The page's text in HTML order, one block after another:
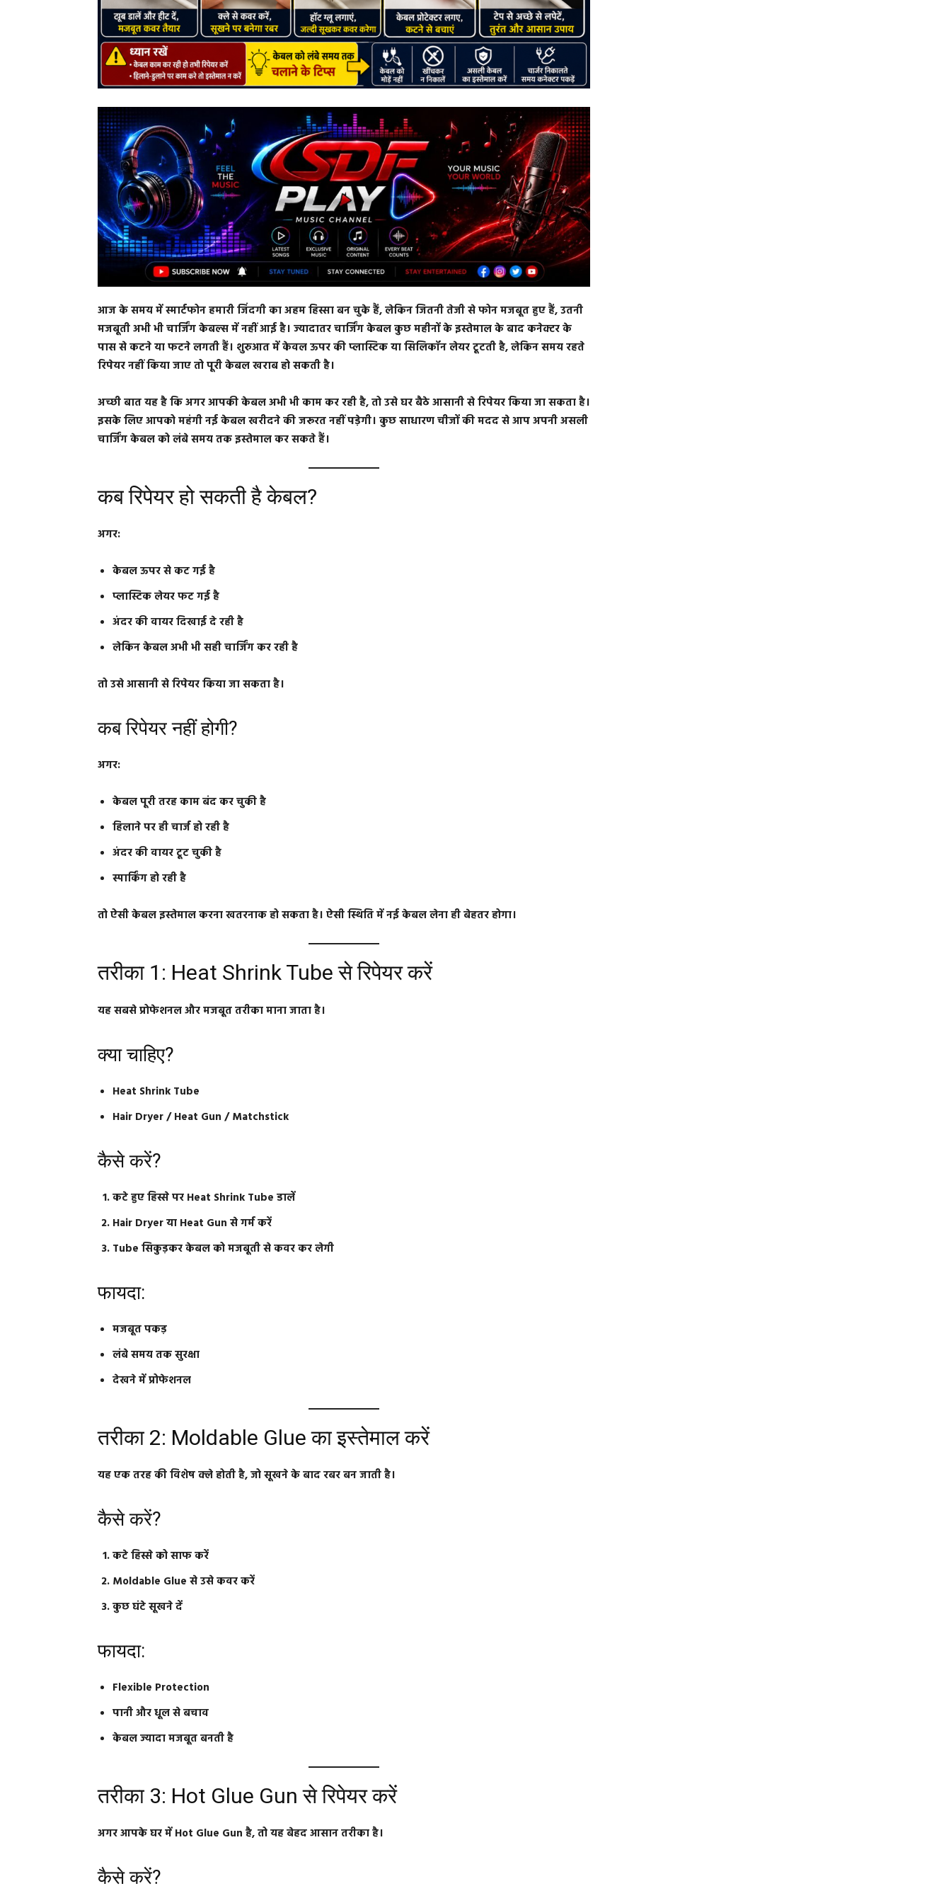
आज के समय में स्मार्टफोन हमारी जिंदगी का अहम हिस्सा बन चुके हैं, लेकिन जितनी तेजी से फोन मजबूत हुए हैं, उतनी
मजबूती अभी भी चार्जिंग केबल्स में नहीं आई है। ज्यादातर चार्जिंग केबल कुछ महीनों के इस्तेमाल के बाद कनेक्टर के
पास से कटने या फटने लगती हैं। शुरुआत में केवल ऊपर की प्लास्टिक या सिलिकॉन लेयर टूटती है, लेकिन समय रहते
रिपेयर नहीं किया जाए तो पूरी केबल खराब हो सकती है।
अच्छी बात यह है कि अगर आपकी केबल अभी भी काम कर रही है, तो उसे घर बैठे आसानी से रिपेयर किया जा सकता है।
इसके लिए आपको महंगी नई केबल खरीदने की जरूरत नहीं पड़ेगी। कुछ साधारण चीजों की मदद से आप अपनी असली
चार्जिंग केबल को लंबे समय तक इस्तेमाल कर सकते हैं।
कब रिपेयर हो सकती है केबल?
अगर:
केबल ऊपर से कट गई है
प्लास्टिक लेयर फट गई है
अंदर की वायर दिखाई दे रही है
लेकिन केबल अभी भी सही चार्जिंग कर रही है
तो उसे आसानी से रिपेयर किया जा सकता है।
कब रिपेयर नहीं होगी?
अगर:
केबल पूरी तरह काम बंद कर चुकी है
हिलाने पर ही चार्ज हो रही है
अंदर की वायर टूट चुकी है
स्पार्किंग हो रही है
तो ऐसी केबल इस्तेमाल करना खतरनाक हो सकता है। ऐसी स्थिति में नई केबल लेना ही बेहतर होगा।
तरीका 1: Heat Shrink Tube से रिपेयर करें
यह सबसे प्रोफेशनल और मजबूत तरीका माना जाता है।
क्या चाहिए?
Heat Shrink Tube
Hair Dryer / Heat Gun / Matchstick
कैसे करें?
कटे हुए हिस्से पर Heat Shrink Tube डालें
Hair Dryer या Heat Gun से गर्म करें
Tube सिकुड़कर केबल को मजबूती से कवर कर लेगी
फायदा:
मजबूत पकड़
लंबे समय तक सुरक्षा
देखने में प्रोफेशनल
तरीका 2: Moldable Glue का इस्तेमाल करें
यह एक तरह की विशेष क्ले होती है, जो सूखने के बाद रबर बन जाती है।
कैसे करें?
कटे हिस्से को साफ करें
Moldable Glue से उसे कवर करें
कुछ घंटे सूखने दें
फायदा:
Flexible Protection
पानी और धूल से बचाव
केबल ज्यादा मजबूत बनती है
तरीका 3: Hot Glue Gun से रिपेयर करें
अगर आपके घर में Hot Glue Gun है, तो यह बेहद आसान तरीका है।
कैसे करें?